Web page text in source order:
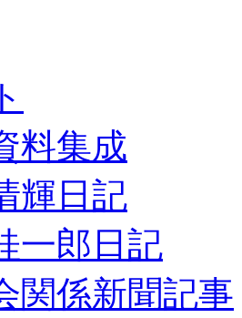
料集成
輝日記
一郎日記
関係新聞記事